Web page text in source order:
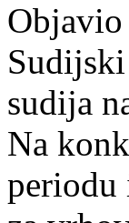
Objavio
sudija
Na
periodu